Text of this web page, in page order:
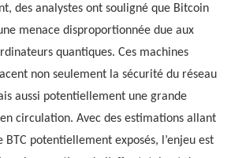
des analystes ont souligné que Bitcoin
menace disproportionnée due aux
quantiques. Ces machines
non seulement la sécurité du réseau
aussi potentiellement une grande
circulation. Avec des estimations allant
BTC potentiellement exposés, l’enjeu est